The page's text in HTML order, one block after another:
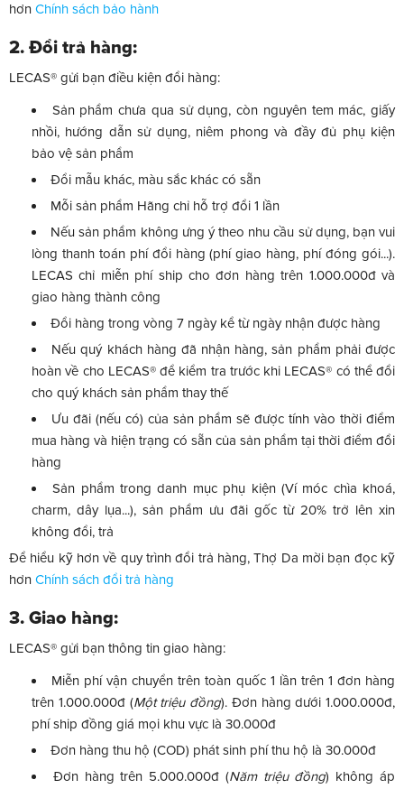
hơn Chính sách bảo hành
2. Đổi trả hàng:
LECAS® gửi bạn điều kiện đổi hàng:
Sản phẩm chưa qua sử dụng, còn nguyên tem mác, giấy
nhồi, hướng dẫn sử dụng, niêm phong và đầy đủ phụ kiện
bảo vệ sản phẩm
Đổi mẫu khác, màu sắc khác có sẵn
Mỗi sản phẩm Hãng chỉ hỗ trợ đổi 1 lần
Nếu sản phẩm không ưng ý theo nhu cầu sử dụng, bạn vui
lòng thanh toán phí đổi hàng (phí giao hàng, phí đóng gói...).
LECAS chỉ miễn phí ship cho đơn hàng trên 1.000.000đ và
giao hàng thành công
Đổi hàng trong vòng 7 ngày kể từ ngày nhận được hàng
Nếu quý khách hàng đã nhận hàng, sản phẩm phải được
hoàn về cho LECAS® để kiểm tra trước khi LECAS® có thể đổi
cho quý khách sản phẩm thay thế
Ưu đãi (nếu có) của sản phẩm sẽ được tính vào thời điểm
mua hàng và hiện trạng có sẵn của sản phẩm tại thời điểm đổi
hàng
Sản phẩm trong danh mục phụ kiện (Ví móc chìa khoá,
charm, dây lụa...), sản phẩm ưu đãi gốc từ 20% trở lên xin
không đổi, trả
Để hiểu kỹ hơn về quy trình đổi trả hàng, Thợ Da mời bạn đọc kỹ
hơn Chính sách đổi trả hàng
3. Giao hàng:
LECAS® gửi bạn thông tin giao hàng:
Miễn phí vận chuyển trên toàn quốc 1 lần trên 1 đơn hàng
trên 1.000.000đ (Một triệu đồng). Đơn hàng dưới 1.000.000đ,
phí ship đồng giá mọi khu vực là 30.000đ
Đơn hàng thu hộ (COD) phát sinh phí thu hộ là 30.000đ
Đơn hàng trên 5.000.000đ (Năm triệu đồng) không áp